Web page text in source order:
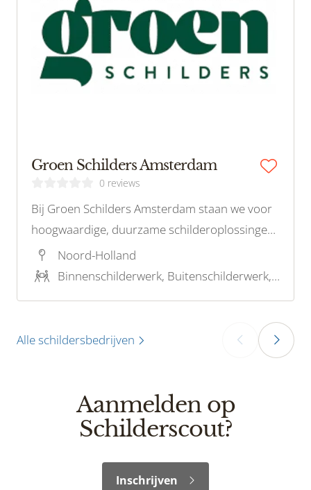
Groen Schilders Amsterdam
0 reviews
Bij Groen Schilders Amsterdam staan we voor
hoogwaardige, duurzame schilderoplossingen
die zowel uw woning als het milieu ten goede
komen. Met een focus op milieuvriendelijke
Noord-Holland
Binnenschilderwerk, Buitenschilderwerk, Stucwerk, Restauratieschilderwerk, Houtrotreparatie
Alle schildersbedrijven ‹ ›
Aanmelden op
Schilderscout?
Inschrijven